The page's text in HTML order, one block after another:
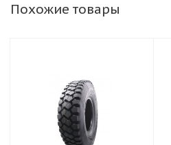
Похожие товары